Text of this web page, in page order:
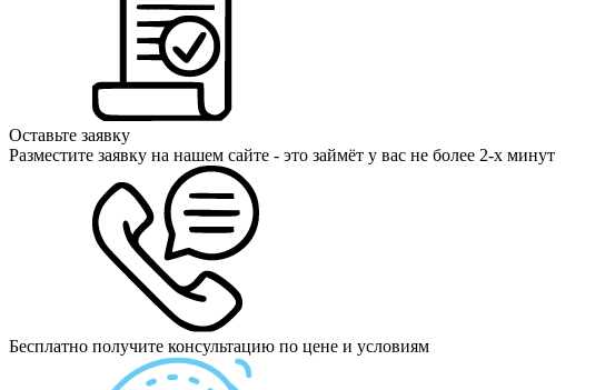
Оставьте заявку
Разместите заявку на нашем сайте - это займёт у вас не более 2-х минут
Бесплатно получите консультацию по цене и условиям